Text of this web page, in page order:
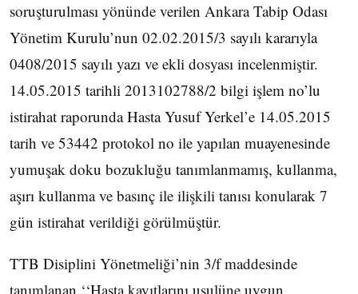
soruşturulması yönünde verilen Ankara Tabip Odası
Yönetim Kurulu’nun 02.02.2015/3 sayılı kararıyla
0408/2015 sayılı yazı ve ekli dosyası incelenmiştir.
14.05.2015 tarihli 2013102788/2 bilgi işlem no’lu
istirahat raporunda Hasta Yusuf Yerkel’e 14.05.2015
tarih ve 53442 protokol no ile yapılan muayenesinde
yumuşak doku bozukluğu tanımlanmamış, kullanma,
aşırı kullanma ve basınç ile ilişkili tanısı konularak 7
gün istirahat verildiği görülmüştür.
TTB Disiplini Yönetmeliği’nin 3/f maddesinde
tanımlanan ‘‘Hasta kayıtlarını usulüne uygun